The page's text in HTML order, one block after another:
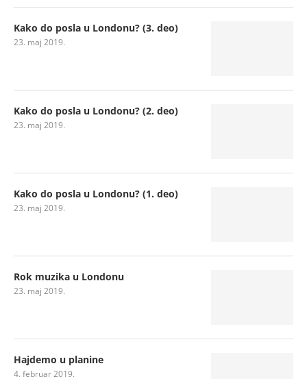
Kako do posla u Londonu? (3. deo)
23. maj 2019.
Kako do posla u Londonu? (2. deo)
23. maj 2019.
Kako do posla u Londonu? (1. deo)
23. maj 2019.
Rok muzika u Londonu
23. maj 2019.
Hajdemo u planine
4. februar 2019.